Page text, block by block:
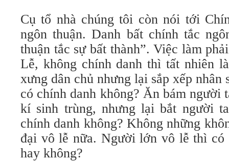
Cụ tổ nhà chúng tôi còn nói tới
ngôn thuận. Danh bất chính tắc
thuận tắc sự bất thành”. Việc làm
Lễ, không chính danh thì tất nhiên
xưng dân chủ nhưng lại sắp xếp
có chính danh không? Ăn bám người
kí sinh trùng, nhưng lại bắt người
chính danh không? Không những
đại vô lễ nữa. Người lớn vô lễ thì có
hay không?